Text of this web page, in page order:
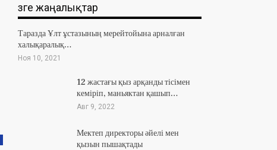
Өзге жаңалықтар
Таразда Ұлт ұстазының мерейтойына арналған
халықаралық…
Ноя 10, 2021
12 жастағы қыз арқанды тісімен
кеміріп, маньяктан қашып…
Авг 9, 2022
Мектеп директоры әйелі мен
қызын пышақтады